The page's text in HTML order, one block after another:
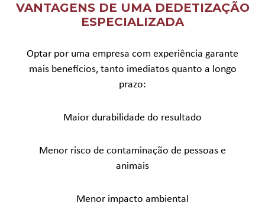
VANTAGENS DE UMA DEDETIZAÇÃO
ESPECIALIZADA
Optar por uma empresa com experiência garante
mais benefícios, tanto imediatos quanto a longo
prazo:
Maior durabilidade do resultado
Menor risco de contaminação de pessoas e
animais
Menor impacto ambiental